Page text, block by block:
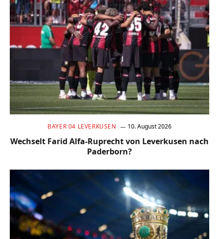
BAYER 04 LEVERKUSEN 10. August 2026
Wechselt Farid Alfa-Ruprecht von Leverkusen nach
Paderborn?